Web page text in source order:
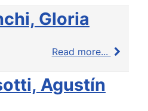
Gloria
Read more...
Agustín